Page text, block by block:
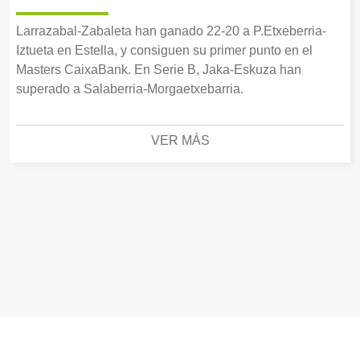
Larrazabal-Zabaleta han ganado 22-20 a P.Etxeberria-
Iztueta en Estella, y consiguen su primer punto en el
Masters CaixaBank. En Serie B, Jaka-Eskuza han
superado a Salaberria-Morgaetxebarria.
VER MÁS